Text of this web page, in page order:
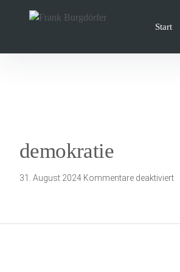
überspringen
Start
demokratie
31. August 2024 Kommentare deaktiviertfür